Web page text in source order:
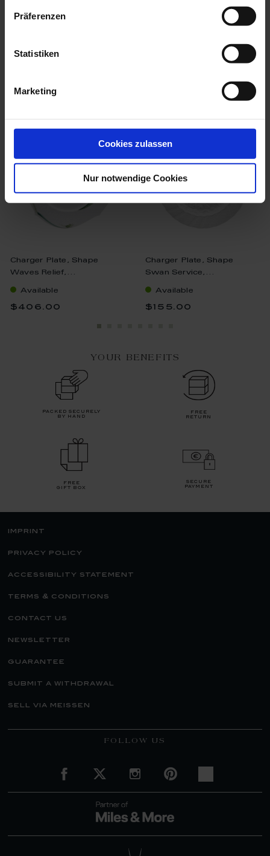
Präferenzen
Statistiken
Marketing
Cookies zulassen
Nur notwendige Cookies
Available
we think you’ll like these
Charger Plate, Shape
Waves Relief,...
Available
$406.00
Charger Plate, Shape
Swan Service,...
Available
$155.00
YOUR BENEFITS
packed securely
by hand
free
return
free
gift box
secure
payment
imprint
privacy policy
accessibility statement
terms & conditions
contact us
newsletter
guarantee
submit a withdrawal
sell via meissen
FOLLOW US